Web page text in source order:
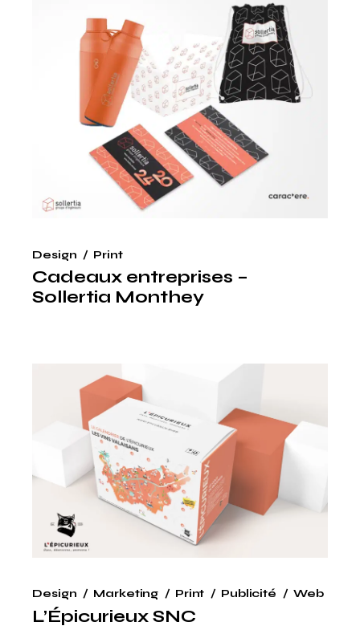
Design Print
Cadeaux entreprises –
Sollertia Monthey
Design Marketing Print Publicité Web
L’Épicurieux SNC